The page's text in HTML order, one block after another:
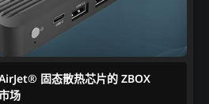
固态散热芯片的 ZBOX
场​